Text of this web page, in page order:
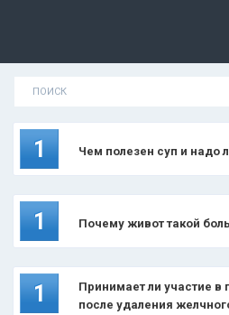
1 Чем полезен суп и надо
1 Почему живот такой
1
Принимает ли участие
после удаления